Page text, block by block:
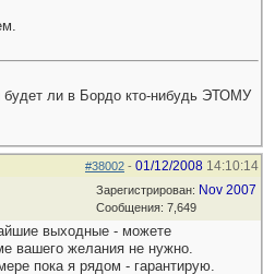
ли в Бордо кто-нибудь ЭТОМУ
#38002 - 01/12/2008 14:10:14
Зарегистрирован: Nov 2007
Сообщения: 7,649
выходные - можете
вашего желания не нужно.
пока я рядом - гарантирую.